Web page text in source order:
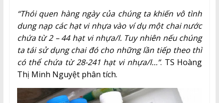
“Thói quen hàng ngày của chúng ta khiến vô tình
dung nạp các hạt vi nhựa vào ví dụ một chai nước
chứa từ 2 – 44 hạt vi nhựa/l. Tuy nhiên nếu chúng
ta tái sử dụng chai đó cho những lần tiếp theo thì
có thể chứa từ 28-241 hạt vi nhựa/l…”. TS Hoàng
Thị Minh Nguyệt phân tích.